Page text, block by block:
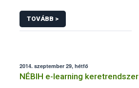
TOVÁBB >
2014. szeptember 29, hétfő
NÉBIH e-learning keretrendszer